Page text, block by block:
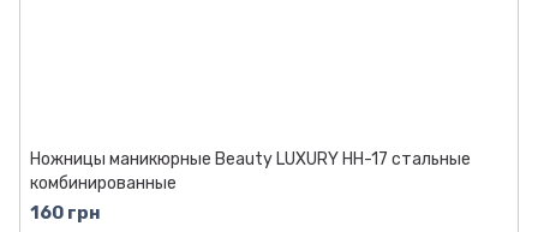
Ножницы маникюрные Beauty LUXURY HH-17 стальные
комбинированные
160 грн